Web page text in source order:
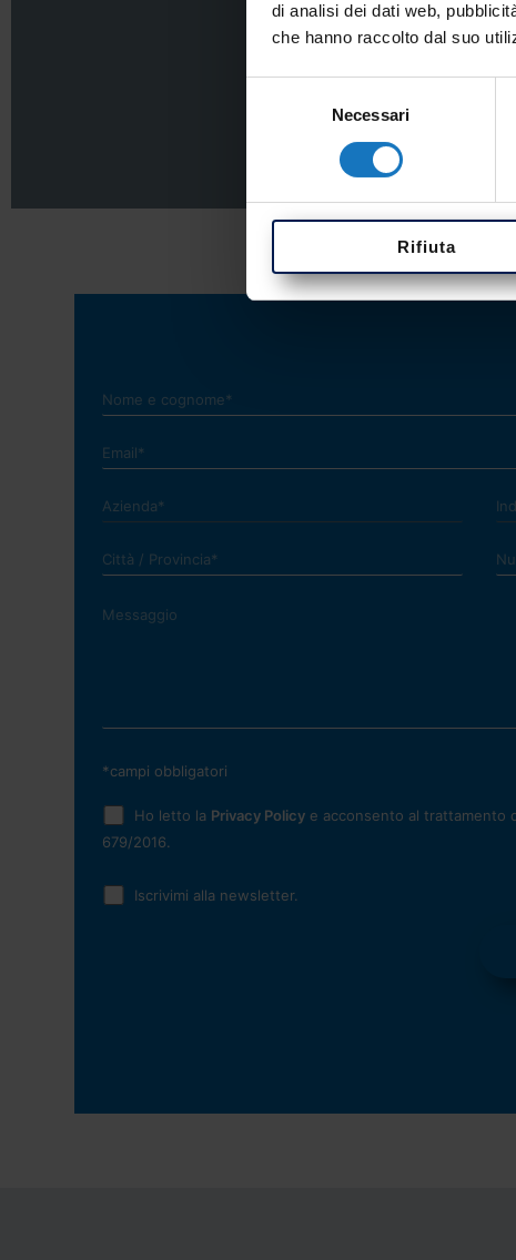
di analisi dei dati web,
che hanno raccolto dal suo
Necessari
Rifiuta
*campi obbligatori
Ho letto la Privacy Policy e acconsento al trattamento
679/2016.
Iscrivimi alla newsletter.